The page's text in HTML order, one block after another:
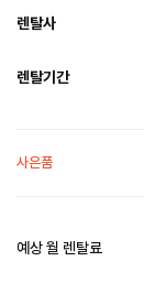
렌탈사
렌탈기간
사은품
예상 월 렌탈료